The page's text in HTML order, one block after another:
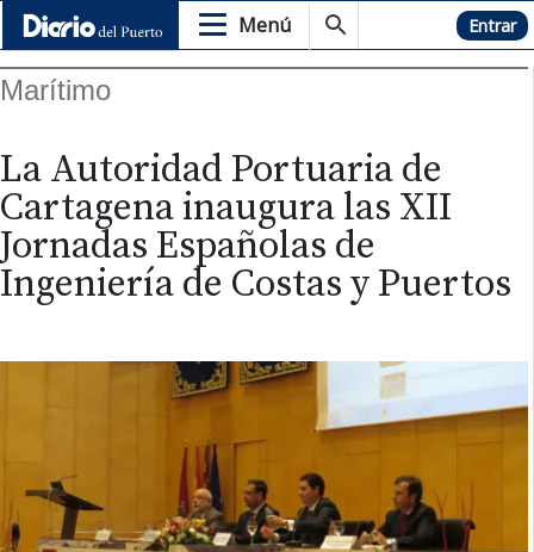
Menú Hemeroteca Entrar
Marítimo
La Autoridad Portuaria de
Cartagena inaugura las XII
Jornadas Españolas de
Ingeniería de Costas y Puertos